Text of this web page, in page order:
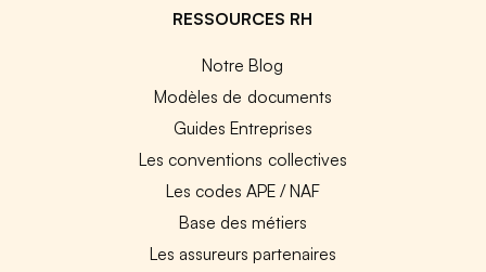
RESSOURCES RH
Notre Blog
Modèles de documents
Guides Entreprises
Les conventions collectives
Les codes APE / NAF
Base des métiers
Les assureurs partenaires